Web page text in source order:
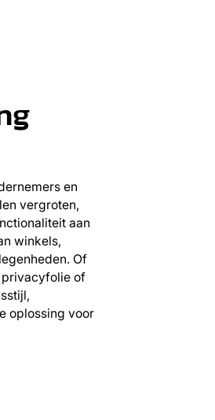
en
vergroten,
aan
winkels,
Of
privacyfolie of
oplossing voor